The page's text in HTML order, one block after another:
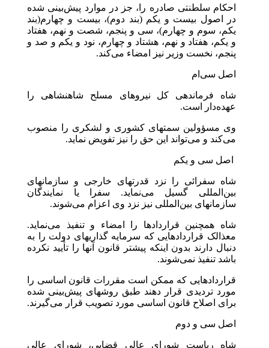
احکام سلطنتی صادره را، جز در موارد پیش‌بینی شده
در اصول بیست و یکم (بند دوم)، بیست و چهارم(بند
یکم، سوم و چهارم)، سی و پنجم، شصت و نهم، هفتاد
و یکم، هفتاد و نهم، هشتاد و چهارم، نود و یکم و صد و
پنجم، نخست وزیر نیز امضاء می‌کند.
اصل سی‌ام
شاه فرماندهی کل نیروهای مسلح شاهنشاهی را
عهده‌دار است.
وی مسؤولین سمتهای کشوری و لشکری را منصوب
می‌کند و می‌تواند این حق را نیز تفویض نماید.
اصل سی و یکم
شاه سفرائی را نزد قدرتهای خارجی و سازمانهای
بین‌المللی گسیل می‌نماید. سفرا یا نمایندگان
سازمانهای بین‌المللی نیز نزد وی اعزام می‌شوند.
شاه همچنین قراردادها را امضاء و تنفیذ می‌نماید.
معذالک قراردادهایی که سرمایه گذاریهای دولت را به
دنبال دارند بدون اینکه پیشتر قانون آنها را تأیید نکرده
باشد تنفیذ نمی‌شوند.
قراردادهایی که ممکن است مقررات قانون اساسی را
مورد تردیدی قرار دهند طبق روشهای پیش‌‌بینی شده
برای اصلاح قانون اساسی مورد تصویب قرار می‌گیرند.
اصل سی و دوم
شاه ریاست شورای عالی قضایی، شورای عالی